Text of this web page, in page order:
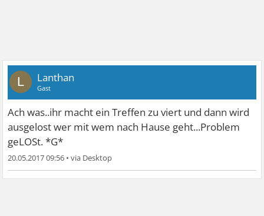
L Lanthan
Gast
Ach was..ihr macht ein Treffen zu viert und dann wird
ausgelost wer mit wem nach Hause geht...Problem
geLOSt. *G*
20.05.2017 09:56 •